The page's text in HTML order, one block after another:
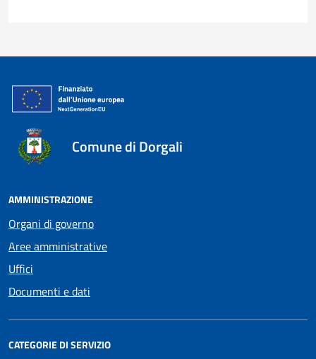
Comune di Dorgali
AMMINISTRAZIONE
Organi di governo
Aree amministrative
Uffici
Documenti e dati
CATEGORIE DI SERVIZIO